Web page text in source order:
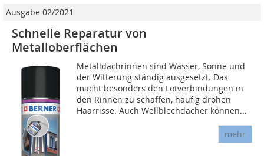
Ausgabe 02/2021
Schnelle Reparatur von
Metalloberflächen
Metalldachrinnen sind Wasser, Sonne und
der Witterung ständig ausgesetzt. Das
macht besonders den Lötverbindungen in
den Rinnen zu schaffen, häufig drohen
Haarrisse. Auch Wellblech­dächer können...
mehr